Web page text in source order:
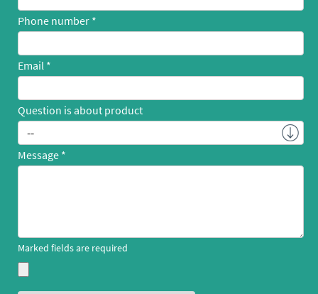
Phone number
Email
Question is about product
Message
Marked fields are required